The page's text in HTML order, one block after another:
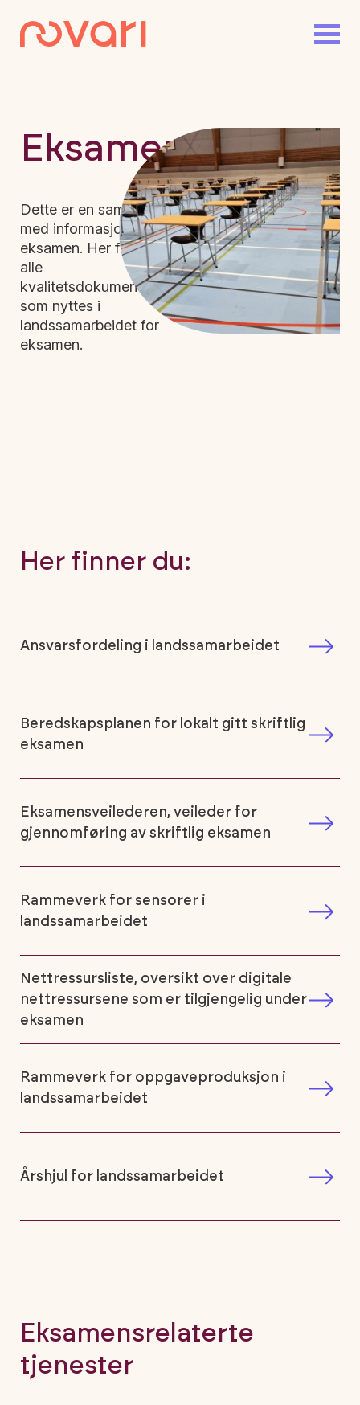
Eksamen
Dette er en samleside
med informasjon om
eksamen. Her finner du
alle
kvalitetsdokumentene
som nyttes i
landssamarbeidet for
eksamen.
Her finner du:
Ansvarsfordeling i landssamarbeidet
Beredskapsplanen for lokalt gitt skriftlig
eksamen
Eksamensveilederen, veileder for
gjennomføring av skriftlig eksamen
Rammeverk for sensorer i
landssamarbeidet
Nettressursliste, oversikt over digitale
nettressursene som er tilgjengelig under
eksamen
Rammeverk for oppgaveproduksjon i
landssamarbeidet
Årshjul for landssamarbeidet
Eksamensrelaterte
tjenester